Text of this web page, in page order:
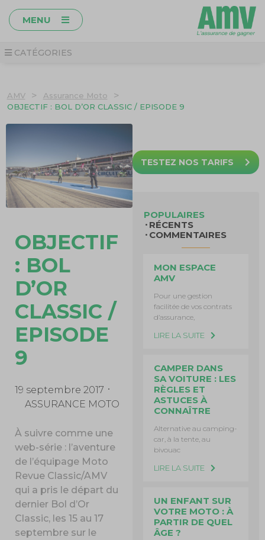
MENU
CATÉGORIES
AMV > Assurance Moto >
OBJECTIF : BOL D’OR CLASSIC / EPISODE 9
OBJECTIF
: BOL
D’OR
CLASSIC /
EPISODE
9
19 septembre 2017
ASSURANCE MOTO
À suivre comme une
web-série : l’aventure
de l’équipage Moto
Revue Classic/AMV
qui a pris le départ du
dernier Bol d’Or
Classic, les 15 au 17
septembre sur le
TESTEZ NOS TARIFS
POPULAIRES
RÉCENTS
COMMENTAIRES
MON ESPACE
AMV
Pour une gestion
facilitée de vos contrats
d’assurance,
LIRE LA SUITE
CAMPER DANS
SA VOITURE : LES
RÈGLES ET
ASTUCES À
CONNAÎTRE
Alternative au camping-
car, à la tente, au
bivouac
LIRE LA SUITE
UN ENFANT SUR
VOTRE MOTO : À
PARTIR DE QUEL
ÂGE ?